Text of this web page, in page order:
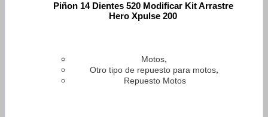
Piñon 14 Dientes 520 Modificar Kit Arrastre
Hero Xpulse 200
Motos,
Otro tipo de repuesto para motos,
Repuesto Motos